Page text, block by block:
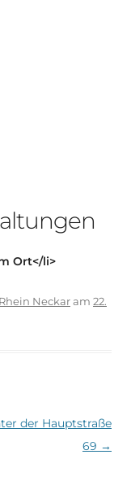
Ort</li>
Neckaram 22.
der Hauptstraße
69 →